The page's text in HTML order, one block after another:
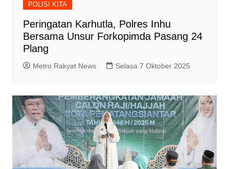
POLISI KITA
Peringatan Karhutla, Polres Inhu
Bersama Unsur Forkopimda Pasang 24
Plang
Metro Rakyat News Selasa 7 Oktober 2025